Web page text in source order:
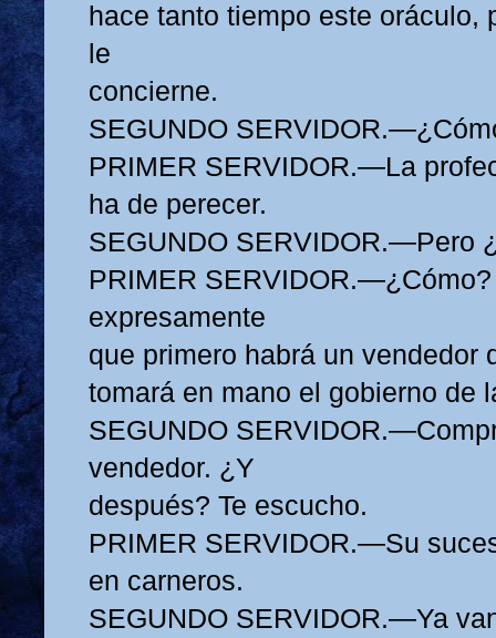
hace tanto tiempo este oráculo,
le
concierne.
SEGUNDO
PRIMER SERVIDOR.—La
ha de perecer.
SEGUNDO SERVIDOR.—Pero
PRIMER
expresamente
que primero habrá un vendedor
tomará en mano el gobierno de
SEGUNDO
vendedor. ¿Y
después? Te escucho.
PRIMER SERVIDOR.—Su
en carneros.
SEGUNDO SERVIDOR.—Ya